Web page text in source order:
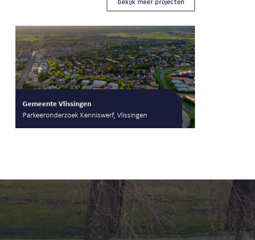
Gemeente Vlissingen
Parkeeronderzoek Kenniswerf, Vlissingen